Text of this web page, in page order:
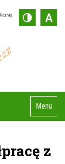
Menu
z